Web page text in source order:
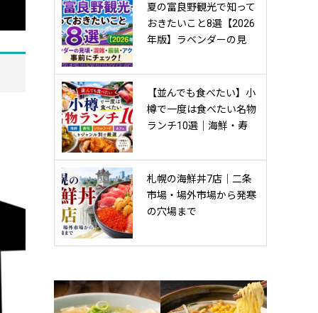
夏の富良野観光で知って
おきたいこと8選【2026
年版】ラベンダーの見
スまで事前にチェック！
【並んでも食べたい】小
樽で一度は食べたい名物
ランチ10選｜海鮮・寿
ェをジャンル別で厳選
【2026年】
札幌の海鮮丼7店｜二条
市場・場外市場から発寒
の穴場まで